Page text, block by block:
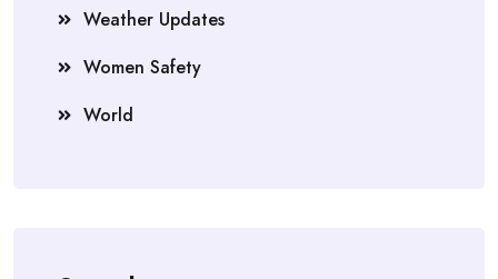
Weather Updates
Women Safety
World